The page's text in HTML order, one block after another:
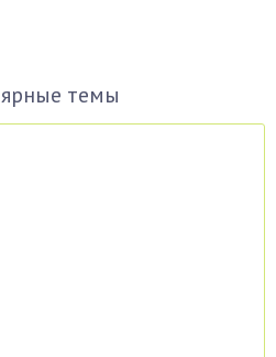
темы